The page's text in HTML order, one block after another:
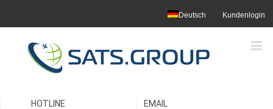
content
Deutsch Kundenlogin
HOTLINE
EMAIL